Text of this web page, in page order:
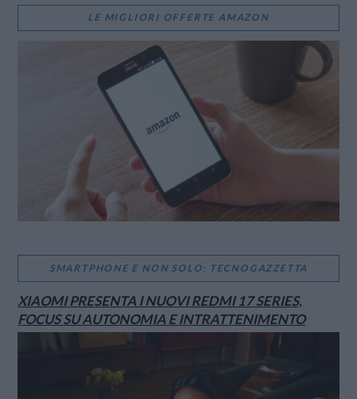
LE MIGLIORI OFFERTE AMAZON
SMARTPHONE E NON SOLO: TECNOGAZZETTA
XIAOMI PRESENTA I NUOVI REDMI 17 SERIES,
FOCUS SU AUTONOMIA E INTRATTENIMENTO